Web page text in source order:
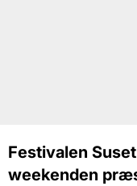
Festivalen
weekenden